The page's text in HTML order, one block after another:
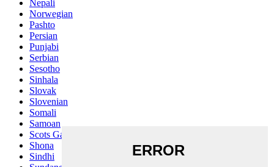
Nepali
Norwegian
Pashto
Persian
Punjabi
Serbian
Sesotho
Sinhala
Slovak
Slovenian
Somali
Samoan
Scots Gaelic
Shona
Sindhi